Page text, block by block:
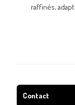
raffinés,
Contact